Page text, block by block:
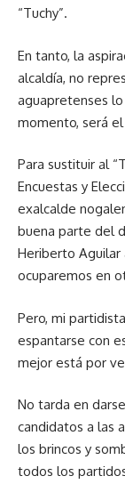
“Tuchy”.
En tanto, la
alcaldía, no
aguapretenses
momento, será
Para sustituir al
Encuestas y
exalcalde
buena parte del
Heriberto Aguilar
ocuparemos en
Pero, mi
espantarse con
mejor está por
No tarda en
candidatos a las
los brincos y
todos los